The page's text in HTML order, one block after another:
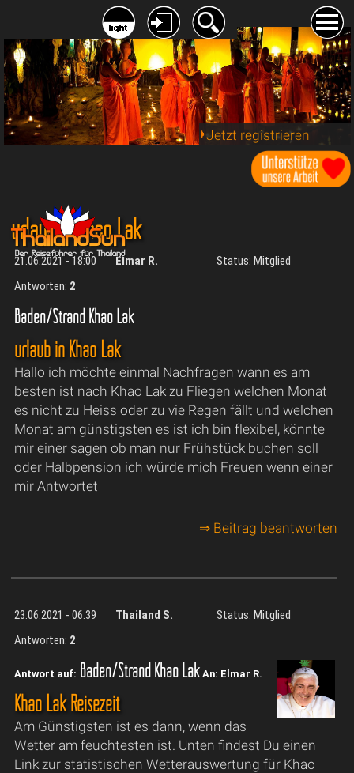
Jetzt registrieren
urlaub in Khao Lak
21.06.2021 - 18:00 Elmar R.
Status: Mitglied
Antworten: 2
Baden/Strand Khao Lak
urlaub in Khao Lak
Hallo ich möchte einmal Nachfragen wann es am
besten ist nach Khao Lak zu Fliegen welchen Monat
es nicht zu Heiss oder zu vie Regen fällt und welchen
Monat am günstigsten es ist ich bin flexibel, könnte
mir einer sagen ob man nur Frühstück buchen soll
oder Halbpension ich würde mich Freuen wenn einer
mir Antwortet
⇒ Beitrag beantworten
23.06.2021 - 06:39 Thailand S.
Status: Mitglied
Antworten: 2
Antwort auf: Baden/Strand Khao Lak An: Elmar R.
Khao Lak Reisezeit
Am Günstigsten ist es dann, wenn das
Wetter am feuchtesten ist. Unten findest Du einen
Link zur statistischen Wetterauswertung für Khao